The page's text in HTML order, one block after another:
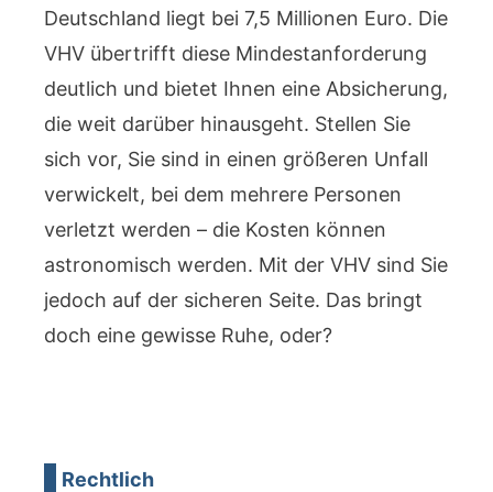
Deutschland liegt bei 7,5 Millionen Euro. Die
VHV übertrifft diese Mindestanforderung
deutlich und bietet Ihnen eine Absicherung,
die weit darüber hinausgeht. Stellen Sie
sich vor, Sie sind in einen größeren Unfall
verwickelt, bei dem mehrere Personen
verletzt werden – die Kosten können
astronomisch werden. Mit der VHV sind Sie
jedoch auf der sicheren Seite. Das bringt
doch eine gewisse Ruhe, oder?
Rechtlich